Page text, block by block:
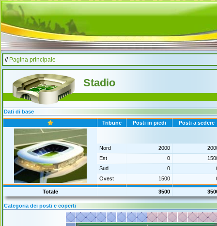
// Pagina principale
Stadio
Dati di base
Tribune
Posti in piedi Posti a sedere
Nord 2000
Est
0
Sud
0
Ovest
1500
Totale 3500
Categoria dei posti e coperti